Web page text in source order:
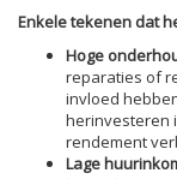
Enkele tekenen dat
Hoge
reparaties of
invloed
herinvesteren
rendement
Lage